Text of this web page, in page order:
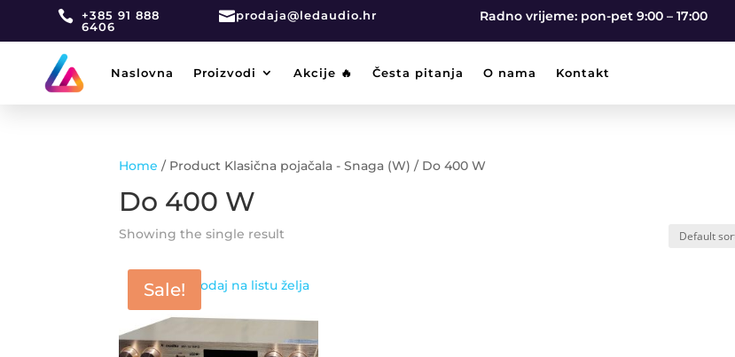
 +385 91 888
6406
prodaja@ledaudio.hr Radno vrijeme: pon-pet 9:00 – 17:00
Naslovna Proizvodi Akcije 🔥 Česta pitanja O nama Kontakt
Home / Product Klasična pojačala - Snaga (W) / Do 400 W
Do 400 W
Showing the single result
Sale! Dodaj na listu želja